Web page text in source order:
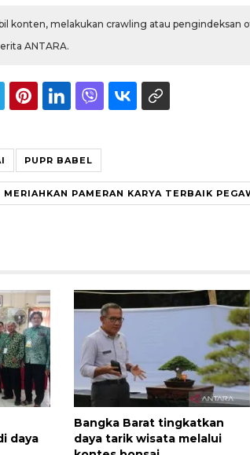
konten, melakukan crawling atau pengindeksan
ANTARA.
PUPR BABEL
PAMERAN KARYA TERBAIK
daya
Bangka Barat tingkatkan
daya tarik wisata melalui
30 Juli